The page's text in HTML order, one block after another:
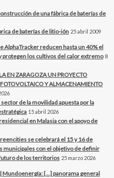
de baterías de litio-ión 25 abril 2009
AlphaTracker reducen hasta un 40% el
protegen los cultivos del calor extremo 8
EN ZARAGOZA UN PROYECTO
Y ALMACENAMIENTO
de la movilidad apuesta por la
15 abril 2026
en Malasia con el apoyo de
se celebrará el 15 y 16 de
municipales con el objetivo de definir
de los territorios 25 marzo 2026
| Mundoenergía: […] panorama general